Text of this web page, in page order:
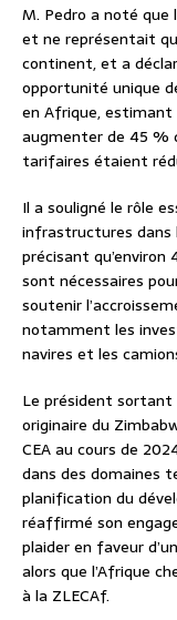
M. Pedro a noté
et ne représentait
continent, et a
opportunité unique
en Afrique,
augmenter de 45 %
tarifaires étaient
Il a souligné le rôle
infrastructures dans
précisant qu’environ
sont nécessaires
soutenir
notamment les
navires et les
Le président sortant
originaire du
CEA au cours de
dans des domaines
planification du
réaffirmé son
plaider en faveur
alors que l’Afrique
à la ZLECAf.